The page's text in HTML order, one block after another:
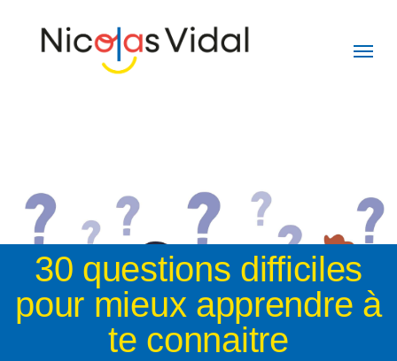
30 questions difficiles
pour mieux apprendre à
te connaitre